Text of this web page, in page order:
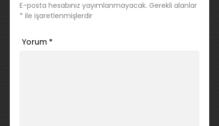
E-posta hesabınız yayımlanmayacak. Gerekli alanlar
* ile işaretlenmişlerdir
Yorum *